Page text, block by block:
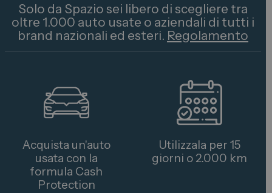
Solo da Spazio sei libero di scegliere tra
oltre 1.000 auto usate o aziendali di tutti i
brand nazionali ed esteri. Regolamento
Acquista un'auto
usata con la
formula Cash
Protection
Utilizzala per 15
giorni o 2.000 km